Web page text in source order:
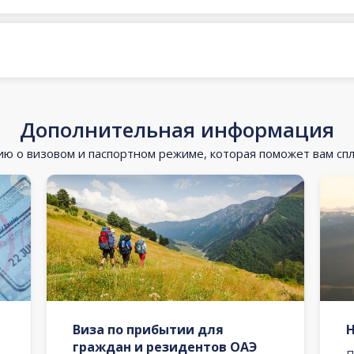
Дополнительная информация
о визовом и паспортном режиме, которая поможет вам
Виза по прибытии для
граждан и резидентов ОАЭ